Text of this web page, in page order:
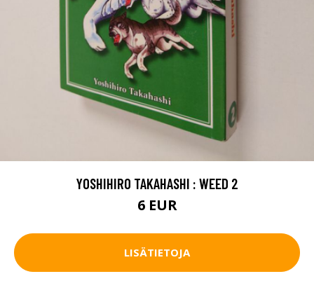
YOSHIHIRO TAKAHASHI : WEED 2
6 EUR
LISÄTIETOJA